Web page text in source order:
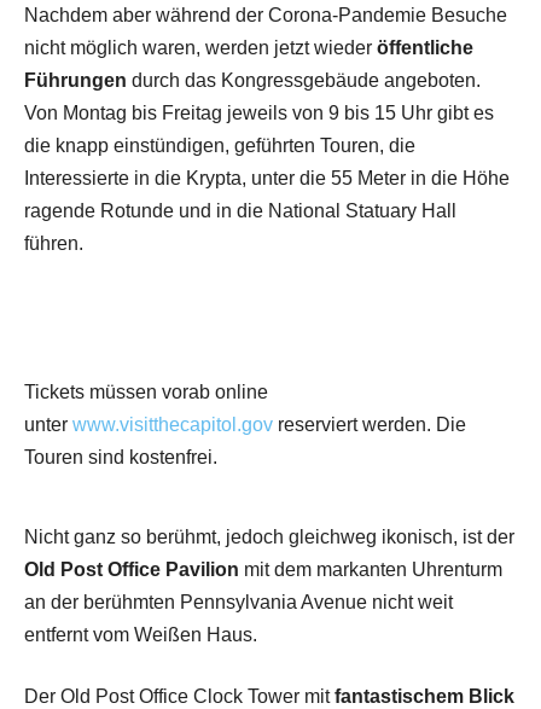
Nachdem aber während der Corona-Pandemie Besuche
nicht möglich waren, werden jetzt wieder öffentliche
Führungen durch das Kongressgebäude angeboten.
Von Montag bis Freitag jeweils von 9 bis 15 Uhr gibt es
die knapp einstündigen, geführten Touren, die
Interessierte in die Krypta, unter die 55 Meter in die Höhe
ragende Rotunde und in die National Statuary Hall
führen.
Tickets müssen vorab online
unter www.visitthecapitol.gov reserviert werden. Die
Touren sind kostenfrei.
Nicht ganz so berühmt, jedoch gleichweg ikonisch, ist der
Old Post Office Pavilion mit dem markanten Uhrenturm
an der berühmten Pennsylvania Avenue nicht weit
entfernt vom Weißen Haus.
Der Old Post Office Clock Tower mitfantastischem Blick